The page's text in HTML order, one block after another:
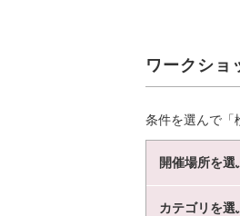
ワークショ
条件を選んで「
開催場所を選
カテゴリを選